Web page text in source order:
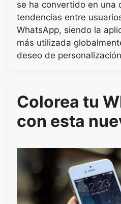
se ha convertido en una
tendencias entre
WhatsApp, siendo la
más utilizada
deseo de
Colorea tu
con esta